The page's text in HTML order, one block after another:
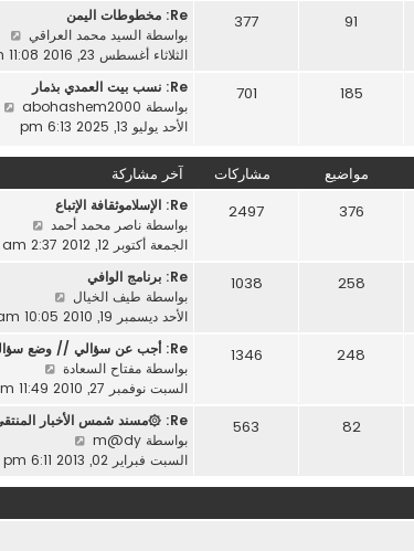
آ
خ
ر
م
ش
ر
91
377
Re: مخطوطات اليمن
بواسطة السيد محمد العراقي
ا
آ
ر
ك
الثلاثاء أغسطس 23, 2016 11:08 pm
185
701
Re: نسب بيت العمدي بذمار
بواسطة abohashem2000
آ
م
الأحد يوليو 13, 2025 6:13 pm
مواضيع مشاركات آخر مشاركة
376
2497
Re: الإسلاموثقافة الإتباع
بواسطة ناصر محمد أحمد
خ
م
ش
ر
ة
الجمعة أكتوبر 12, 2012 2:37 am
258
1038
Re: برنامج الوافي
بواسطة طيف الخيال
ا
د
آ
خ
ر
ش
الأحد ديسمبر 19, 2010 10:05 am
248
1346
Re: أجب عن سؤالي // وضع سؤالك…
بواسطة مفتاح السعادة
ا
د
خ
ر
السبت نوفمبر 27, 2010 11:49 am
82
563
Re: ۞مسند شمس الأخبار المنتقى…
بواسطة m@dy
ا
آ
السبت فبراير 02, 2013 6:11 pm